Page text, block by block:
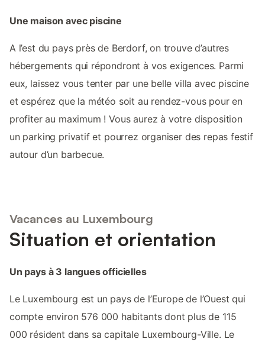
Une maison avec piscine
A l’est du pays près de Berdorf, on trouve d’autres
hébergements qui répondront à vos exigences. Parmi
eux, laissez vous tenter par une belle villa avec piscine
et espérez que la météo soit au rendez-vous pour en
profiter au maximum ! Vous aurez à votre disposition
un parking privatif et pourrez organiser des repas festif
autour d’un barbecue.
Vacances au Luxembourg
Situation et orientation
Un pays à 3 langues officielles
Le Luxembourg est un pays de l’Europe de l’Ouest qui
compte environ 576 000 habitants dont plus de 115
000 résident dans sa capitale Luxembourg-Ville. Le